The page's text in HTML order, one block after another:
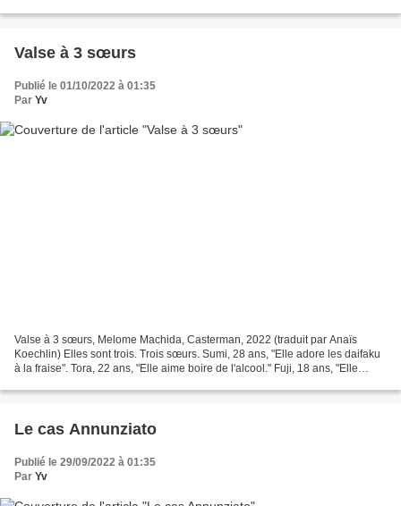
Valse à 3 sœurs
Publié le 01/10/2022 à 01:35
Par Yv
Valse à 3 sœurs, Melome Machida, Casterman, 2022 (traduit par Anaïs
Koechlin) Elles sont trois. Trois sœurs. Sumi, 28 ans, "Elle adore les daifaku
à la fraise". Tora, 22 ans, "Elle aime boire de l'alcool." Fuji, 18 ans, "Elle
Le cas Annunziato
Publié le 29/09/2022 à 01:35
Par Yv